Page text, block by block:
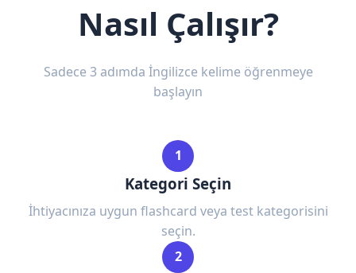
Nasıl Çalışır?
Sadece 3 adımda İngilizce kelime öğrenmeye
başlayın
1
Kategori Seçin
İhtiyacınıza uygun flashcard veya test kategorisini
seçin.
2